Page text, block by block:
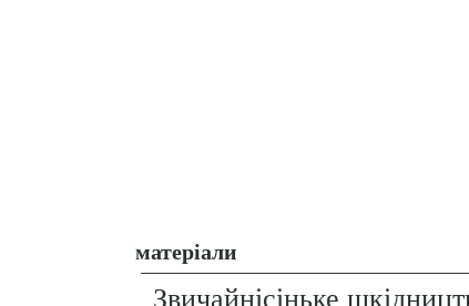
матеріали
Звичайнісіньке